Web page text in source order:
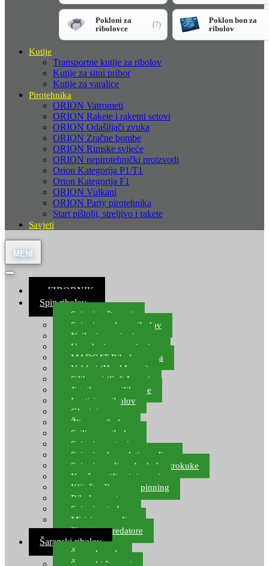
Pokloni za
ribolovce
(7)
Poklon bon za
ribolov
Kutije
Transportne kutije za ribolov
Kutije za sitni pribor
Kutije za varalice
Pirotehnika
ORION Vatrometi
ORION Rakete i raketni setovi
ORION Odašiljači zvuka
ORION Zračne bombe
ORION Rimske svijeće
ORION nepirotehnički proizvodi
Orion Kategorija P1/T1
Orion Kategorija F1
ORION Vulkani
ORION Party pirotehnika
Start pištolji, streljivo i rakete
Savjeti
≡ IZBORNIK
Spin ribolov
Spinning štapovi
Spinning role za ribolov
Najloni za spinning
Upredenice za spinning
MADCAT Ribolov soma
Vobleri (Hard Lures)
Silikonci (Soft Lures)
Jig glave za silikonce
Leptiri za ribolov
Glavinjare
Žlice za ribolov
Sajlice za ribolov
Spinning setovi
Spinning kompleti varalica
Spinning udice, dvokuke, trokuke
Kopče, vrtilice i ringovi
Kliješta, škare za spinning
Ribolov pastrve
Spinning torbe
Mirisi za varalice
Plovci za predatore
Šaranski ribolov
Šaranske role